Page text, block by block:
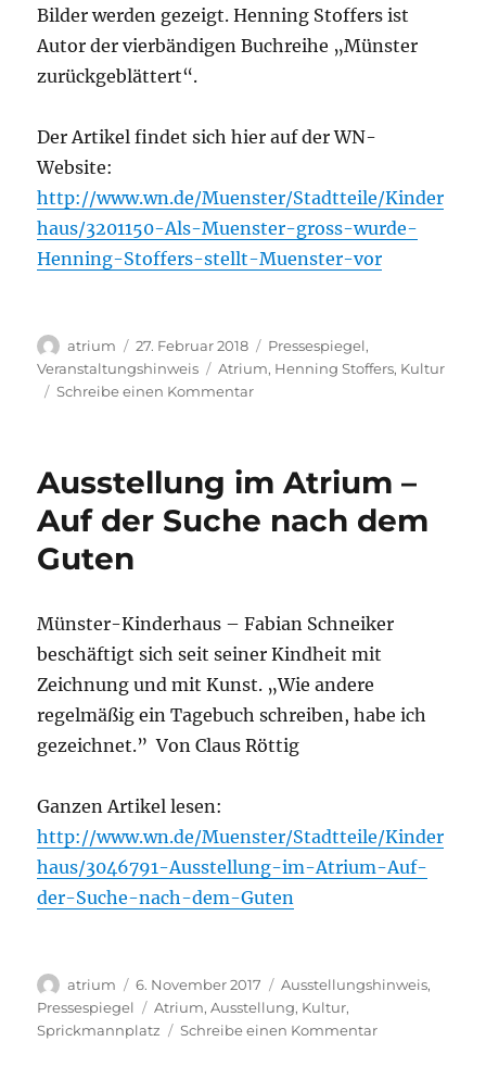
Bilder werden gezeigt. Henning Stoffers ist
Autor der vierbändigen Buchreihe „Münster
zurückgeblättert“.
Der Artikel findet sich hier auf der WN-
Website:
http://www.wn.de/Muenster/Stadtteile/Kinder
haus/3201150-Als-Muenster-gross-wurde-
Henning-Stoffers-stellt-Muenster-vor
Autor
atrium
Veröffentlicht
am
27. Februar 2018 Kategorien
Pressespiegel,
Veranstaltungshinweis
Schlagwörter
Atrium, Henning Stoffers, Kultur
Schreibe einen Kommentarzu
groß
–
Münster
Ausstellung im Atrium –
Auf der Suche nach dem
Guten
Münster-Kinderhaus – Fabian Schneiker
beschäftigt sich seit seiner Kindheit mit
Zeichnung und mit Kunst. „Wie andere
regelmäßig ein Tagebuch schreiben, habe ich
gezeichnet.”Von Claus Röttig
Ganzen Artikel lesen:
http://www.wn.de/Muenster/Stadtteile/Kinder
haus/3046791-Ausstellung-im-Atrium-Auf-
der-Suche-nach-dem-Guten
Autor
atrium
Veröffentlicht
am
6. November 2017 Kategorien
Ausstellungshinweis,
Pressespiegel
Schlagwörter
Atrium,Ausstellung, Kultur,
Sprickmannplatz
Schreibe einen Kommentarzu